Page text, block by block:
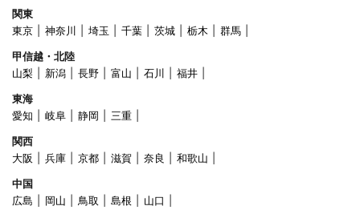
関東
東京
神奈川 埼玉 千葉 茨城 栃木
群馬
甲信越・北陸
山梨
新潟 長野 富山 石川
福井
東海
愛知
岐阜 静岡
三重
関西
大阪
兵庫 京都 滋賀 奈良
和歌山
中国
広島
岡山 鳥取 島根
山口